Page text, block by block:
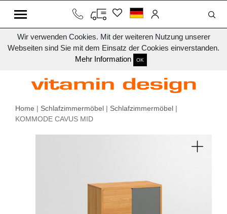
Wir verwenden Cookies. Mit der weiteren Nutzung unserer
Webseiten sind Sie mit dem Einsatz der Cookies einverstanden.
Mehr Information
OK
Home | Schlafzimmermöbel | Schlafzimmermöbel |
KOMMODE CAVUS MID